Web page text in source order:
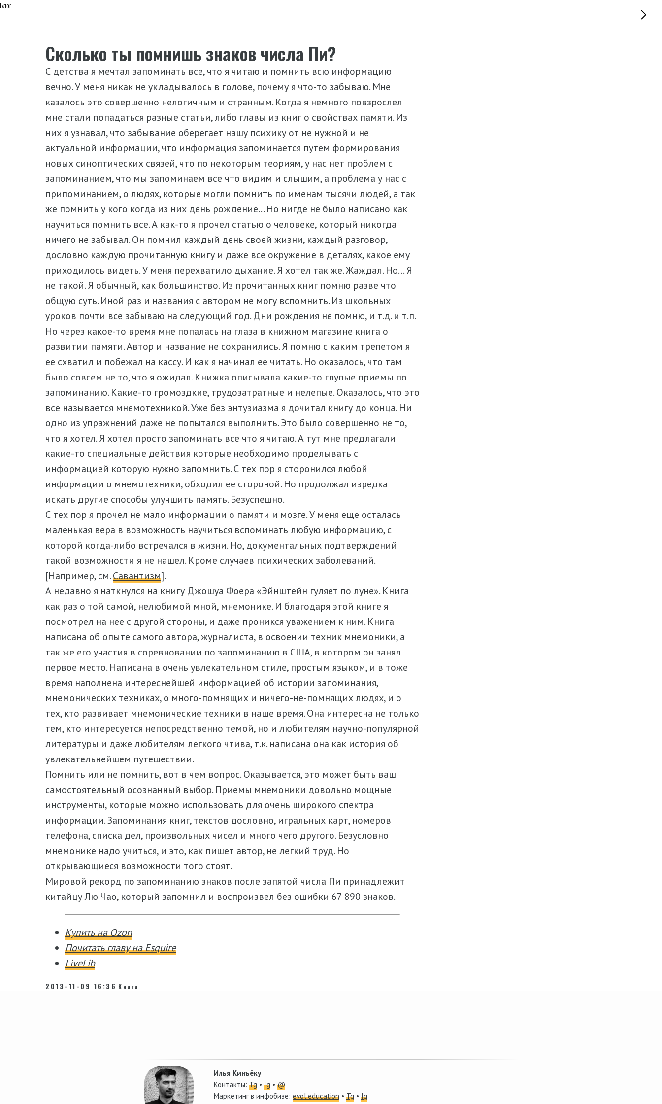
Блог
Сколько ты помнишь знаков числа Пи?
С детства я мечтал запоминать все, что я читаю и помнить всю информацию
вечно. У меня никак не укладывалось в голове, почему я что-то забываю. Мне
казалось это совершенно нелогичным и странным. Когда я немного повзрослел
мне стали попадаться разные статьи, либо главы из книг о свойствах памяти. Из
них я узнавал, что забывание оберегает нашу психику от не нужной и не
актуальной информации, что информация запоминается путем формирования
новых синоптических связей, что по некоторым теориям, у нас нет проблем с
запоминанием, что мы запоминаем все что видим и слышим, а проблема у нас с
припоминанием, о людях, которые могли помнить по именам тысячи людей, а так
же помнить у кого когда из них день рождение… Но нигде не было написано как
научиться помнить все. А как-то я прочел статью о человеке, который никогда
ничего не забывал. Он помнил каждый день своей жизни, каждый разговор,
дословно каждую прочитанную книгу и даже все окружение в деталях, какое ему
приходилось видеть. У меня перехватило дыхание. Я хотел так же. Жаждал. Но… Я
не такой. Я обычный, как большинство. Из прочитанных книг помню разве что
общую суть. Иной раз и названия с автором не могу вспомнить. Из школьных
уроков почти все забываю на следующий год. Дни рождения не помню, и т.д. и т.п.
Но через какое-то время мне попалась на глаза в книжном магазине книга о
развитии памяти. Автор и название не сохранились. Я помню с каким трепетом я
ее схватил и побежал на кассу. И как я начинал ее читать. Но оказалось, что там
было совсем не то, что я ожидал. Книжка описывала какие-то глупые приемы по
запоминанию. Какие-то громоздкие, трудозатратные и нелепые. Оказалось, что это
все называется мнемотехникой. Уже без энтузиазма я дочитал книгу до конца. Ни
одно из упражнений даже не попытался выполнить. Это было совершенно не то,
что я хотел. Я хотел просто запоминать все что я читаю. А тут мне предлагали
какие-то специальные действия которые необходимо проделывать с
информацией которую нужно запомнить. С тех пор я сторонился любой
информации о мнемотехники, обходил ее стороной. Но продолжал изредка
искать другие способы улучшить память. Безуспешно.
С тех пор я прочел не мало информации о памяти и мозге. У меня еще осталась
маленькая вера в возможность научиться вспоминать любую информацию, с
которой когда-либо встречался в жизни. Но, документальных подтверждений
такой возможности я не нашел. Кроме случаев психических заболеваний.
[Например, см.Савантизм].
А недавно я наткнулся на книгу Джошуа Фоера «Эйнштейн гуляет по луне». Книга
как раз о той самой, нелюбимой мной, мнемонике. И благодаря этой книге я
посмотрел на нее с другой стороны, и даже проникся уважением к ним. Книга
написана об опыте самого автора, журналиста, в освоении техник мнемоники, а
так же его участия в соревновании по запоминанию в США, в котором он занял
первое место. Написана в очень увлекательном стиле, простым языком, и в тоже
время наполнена интереснейшей информацией об истории запоминания,
мнемонических техниках, о много-помнящих и ничего-не-помнящих людях, и о
тех, кто развивает мнемонические техники в наше время. Она интересна не только
тем, кто интересуется непосредственно темой, но и любителям научно-популярной
литературы и даже любителям легкого чтива, т.к. написана она как история об
увлекательнейшем путешествии.
Помнить или не помнить, вот в чем вопрос. Оказывается, это может быть ваш
самостоятельный осознанный выбор. Приемы мнемоники довольно мощные
инструменты, которые можно использовать для очень широкого спектра
информации. Запоминания книг, текстов дословно, игральных карт, номеров
телефона, списка дел, произвольных чисел и много чего другого. Безусловно
мнемонике надо учиться, и это, как пишет автор, не легкий труд. Но
открывающиеся возможности того стоят.
Мировой рекорд по запоминанию знаков после запятой числа Пи принадлежит
китайцу Лю Чао, который запомнил и воспроизвел без ошибки 67 890 знаков.
Купить на Ozon
Почитать главу на Esquire
LiveLib
2013-11-09 16:36 Книги
Илья Кинъёку
Контакты: Tg • Ig • @
Маркетинг в инфобизе: evol.education • Tg • Ig